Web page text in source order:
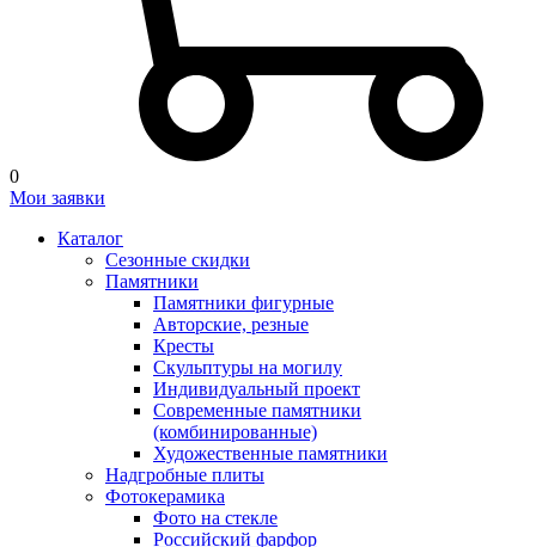
0
Мои заявки
Каталог
Сезонные скидки
Памятники
Памятники фигурные
Авторские, резные
Кресты
Скульптуры на могилу
Индивидуальный проект
Современные памятники
(комбинированные)
Художественные памятники
Надгробные плиты
Фотокерамика
Фото на стекле
Российский фарфор